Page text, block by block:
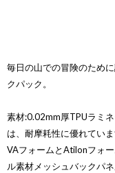
毎日の山での冒険のため
クパック。
素材:0.02mm厚TPUラミ
は、耐摩耗性に優れてい
VAフォームとAtilonフォ
ル素材メッシュバックパ